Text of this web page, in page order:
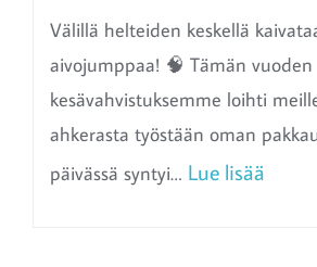
Välillä helteiden keskellä
aivojumppaa! 🧠 Tämän vuoden
kesävahvistuksemme loihti
ahkerasta työstään oman
päivässä syntyi… Lue lisää